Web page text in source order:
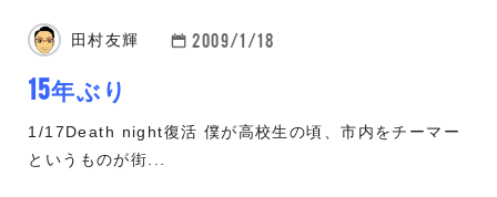
田村友輝 2009/1/18
15年ぶり
1/17Death night復活 僕が高校生の頃、市内をチーマー
というものが街...